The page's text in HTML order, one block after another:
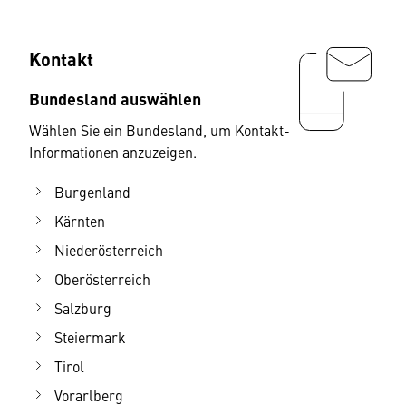
Kontakt
Bundesland auswählen
Wählen Sie ein Bundesland, um Kontakt-
Informationen anzuzeigen.
Burgenland
Kärnten
Niederösterreich
Oberösterreich
Salzburg
Steiermark
Tirol
Vorarlberg